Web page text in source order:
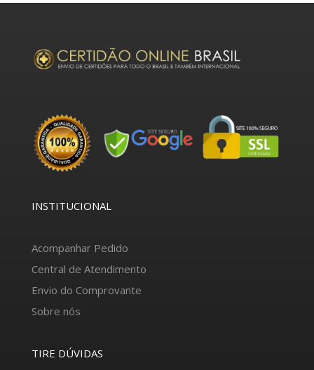
INSTITUCIONAL
Acompanhar Pedido
Central de Atendimento
Envio do Comprovante
Sobre nós
TIRE DÚVIDAS